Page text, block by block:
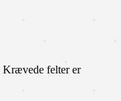
Krævede felter er